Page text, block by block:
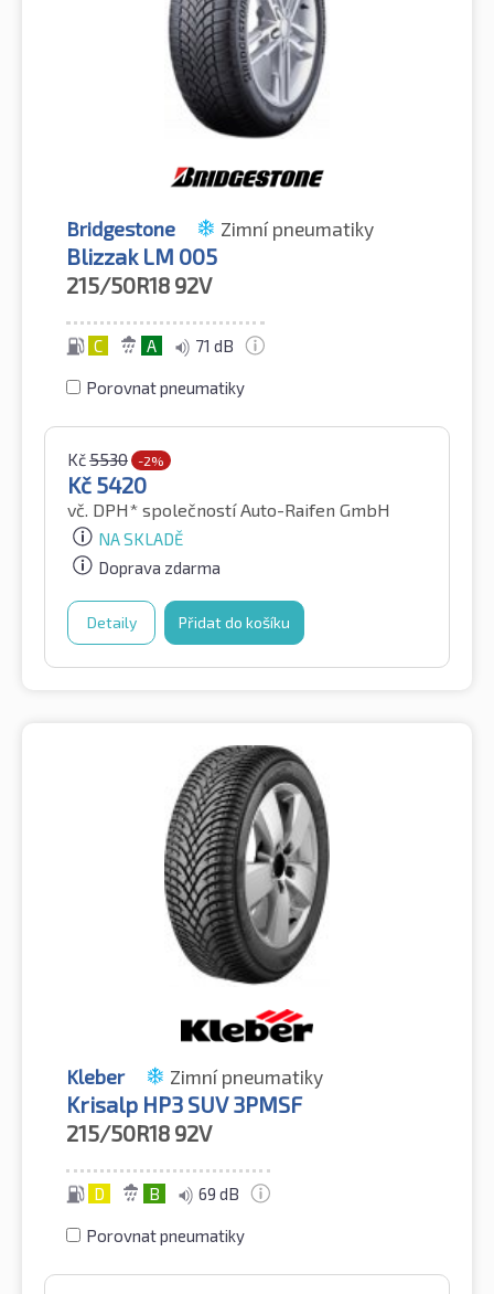
Bridgestone Zimní pneumatiky
Blizzak LM 005
215/50R18 92V
C A 71 dB
Porovnat pneumatiky
Kč5530 -2%
Kč 5420
vč. DPH* společností Auto-Raifen GmbH
NA SKLADĚ
Doprava zdarma
Detaily Přidat do košíku
Kleber Zimní pneumatiky
Krisalp HP3 SUV 3PMSF
215/50R18 92V
D B 69 dB
Porovnat pneumatiky